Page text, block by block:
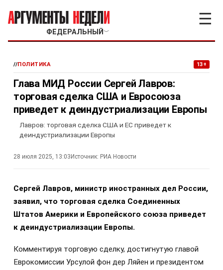
ФЕДЕРАЛЬНЫЙ ﹀
☰
//ПОЛИТИКА 13+
Глава МИД России Сергей Лавров:
торговая сделка США и Евросоюза
приведет к деиндустриализации Европы
Лавров: торговая сделка США и ЕС приведет к
деиндустриализации Европы
28 июля 2025, 13:03 Источник: РИА Новости
Сергей Лавров, министр иностранных дел России,
заявил, что торговая сделка Соединенных
Штатов Америки и Европейского союза приведет
к деиндустриализации Европы.
Комментируя торговую сделку, достигнутую главой
Еврокомиссии Урсулой фон дер Ляйен и президентом